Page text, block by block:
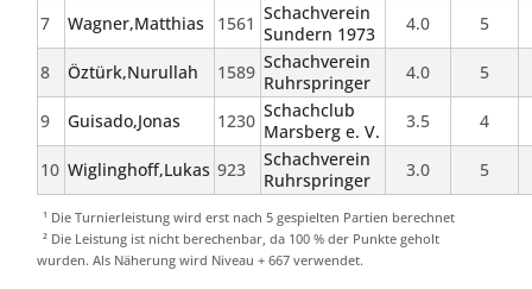
7 Wagner,Matthias 1561 Schachverein
Sundern 1973
4.0 5
8 Öztürk,Nurullah 1589 Schachverein
Ruhrspringer
4.0 5
9 Guisado,Jonas 1230 Schachclub
Marsberg e. V.
3.5 4
10 Wiglinghoff,Lukas 923
Schachverein
Ruhrspringer
3.0 5
¹ Die Turnierleistung wird erst nach 5 gespielten Partien berechnet
² Die Leistung ist nicht berechenbar, da 100 % der Punkte geholt
wurden. Als Näherung wird Niveau + 667 verwendet.